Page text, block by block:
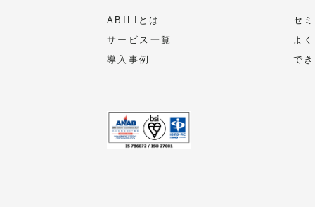
ABILIとは
サービス一覧
導入事例
セ
よ
で